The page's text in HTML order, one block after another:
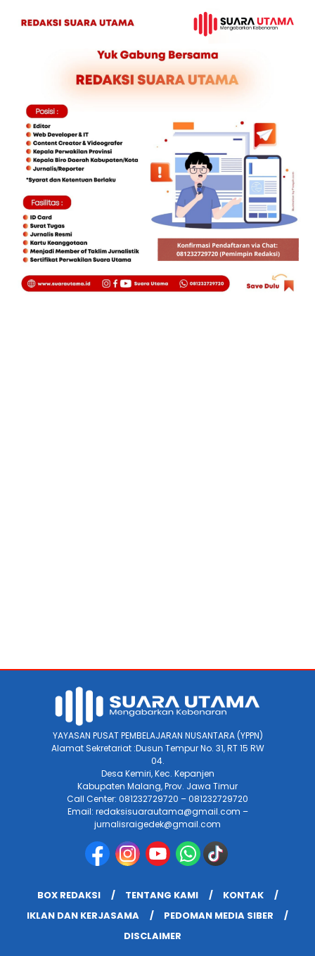
YAYASAN PUSAT PEMBELAJARAN NUSANTARA (YPPN)
Alamat Sekretariat :Dusun Tempur No. 31, RT 15 RW
04.
Desa Kemiri, Kec. Kepanjen
Kabupaten Malang, Prov. Jawa Timur
Call Center: 081232729720 – 081232729720
Email: redaksisuarautama@gmail.com –
jurnalisraigedek@gmail.com
BOX REDAKSI TENTANG KAMI
KONTAK
IKLAN DAN KERJASAMA
PEDOMAN MEDIA SIBER
DISCLAIMER